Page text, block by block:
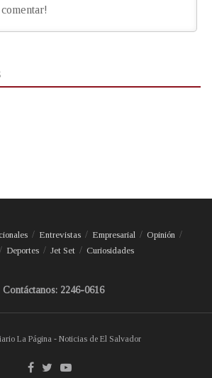
Entrevistas Empresarial
Opinión
Deportes Jet Set Curiosidades
Contáctanos: 2246-0616
La Página - Noticias de El Salvador